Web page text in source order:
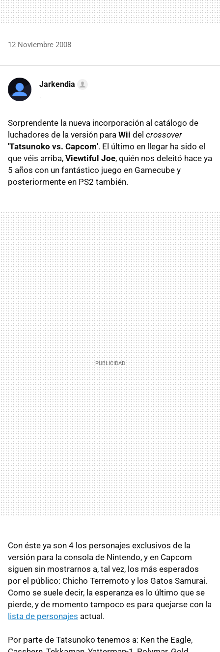
12 Noviembre 2008
Jarkendia
.
Sorprendente la nueva incorporación al catálogo de
luchadores de la versión para Wii del crossover
'Tatsunoko vs. Capcom'. El último en llegar ha sido el
que véis arriba, Viewtiful Joe, quién nos deleitó hace ya
5 años con un fantástico juego en Gamecube y
posteriormente en PS2 también.
Con éste ya son 4 los personajes exclusivos de la
versión para la consola de Nintendo, y en Capcom
siguen sin mostrarnos a, tal vez, los más esperados
por el público: Chicho Terremoto y los Gatos Samurai.
Como se suele decir, la esperanza es lo último que se
pierde, y de momento tampoco es para quejarse con la
lista de personajes actual.
Por parte de Tatsunoko tenemos a: Ken the Eagle,